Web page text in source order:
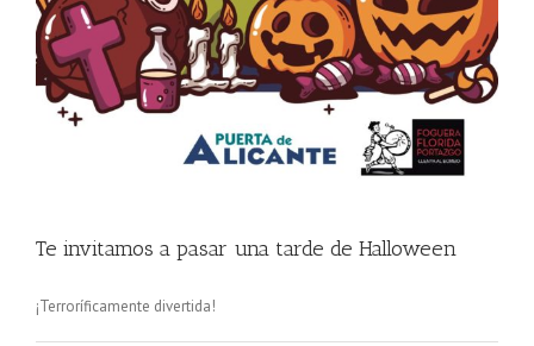
Te invitamos a pasar una tarde de Halloween
¡Terroríficamente divertida!